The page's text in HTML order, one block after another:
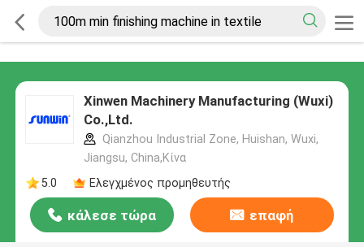
Xinwen Machinery Manufacturing (Wuxi)
Co.,Ltd.
Qianzhou Industrial Zone, Huishan, Wuxi,
Jiangsu, China,Κίνα
5.0
Ελεγχμένος προμηθευτής
κάλεσε τώρα επαφή